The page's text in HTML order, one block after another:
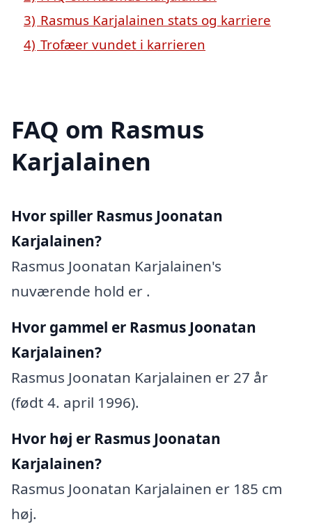
3) Rasmus Karjalainen stats og karriere
4) Trofæer vundet i karrieren
FAQ om Rasmus
Karjalainen
Hvor spiller Rasmus Joonatan
Karjalainen?
Rasmus Joonatan Karjalainen's
nuværende hold er .
Hvor gammel er Rasmus Joonatan
Karjalainen?
Rasmus Joonatan Karjalainen er 27 år
(født 4. april 1996).
Hvor høj er Rasmus Joonatan
Karjalainen?
Rasmus Joonatan Karjalainen er 185 cm
høj.